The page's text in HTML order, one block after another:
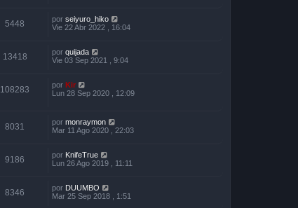
5448 por seiyuro_hiko
Vie 22 Abr 2022 , 16:04
13418 por quijada
Vie 03 Sep 2021 , 9:04
108283 por Kir
Lun 28 Sep 2020 , 12:09
8031 por monraymon
Mar 11 Ago 2020 , 22:03
9186 por KnifeTrue
Lun 26 Ago 2019 , 11:11
8346 por DUUMBO
Mar 25 Sep 2018 , 1:51